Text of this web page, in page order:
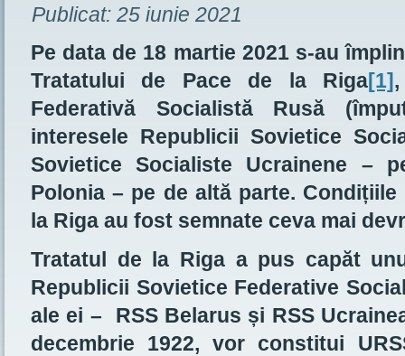
Publicat: 25 iunie 2021
Pe data de 18 martie 2021 s-au
Tratatului de Pace de la Riga[1]
Federativă Socialistă Rusă
interesele Republicii Sovietice
Sovietice Socialiste Ucrainene –
Polonia – pe de altă parte.
la Riga au fost semnate ceva mai
Tratatul de la Riga a pus capăt
Republicii Sovietice Federative
ale ei – RSS Belarus și RSS
decembrie 1922, vor constitui